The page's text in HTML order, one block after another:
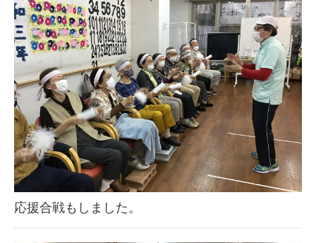
応援合戦もしました。